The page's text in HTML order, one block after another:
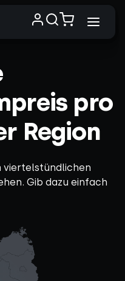
pro
Region
viertelstündlichen
Gib dazu einfach